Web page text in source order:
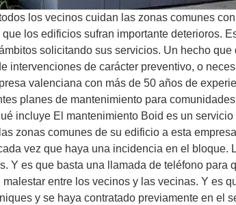
los vecinos cuidan las zonas comunes
los edificios sufran importante deterioros.
solicitando sus servicios. Un hecho que
de carácter preventivo, o
valenciana con más de 50 años de
planes de mantenimiento para
incluye El mantenimiento Boid es un
zonas comunes de su edificio a esta
vez que haya una incidencia en el bloque.
es que basta una llamada de teléfono para
entre los vecinos y las vecinas. Y es
y se haya contratado previamente en el